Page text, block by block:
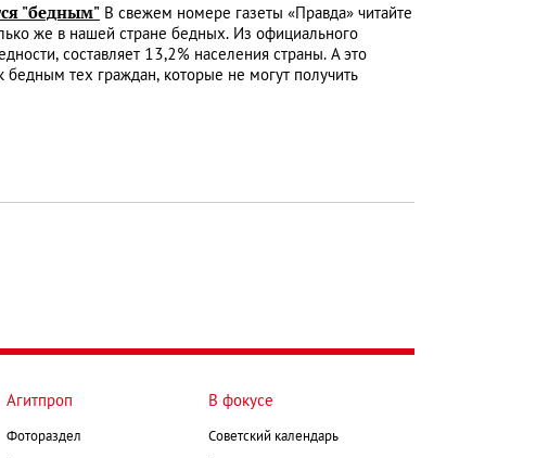
"бедным" В свежем номере газеты «Правда» читайте
же в нашей стране бедных. Из официального
составляет 13,2% населения страны. А это
бедным тех граждан, которые не могут получить
Агитпроп
Фотораздел
В фокусе
Советский календарь